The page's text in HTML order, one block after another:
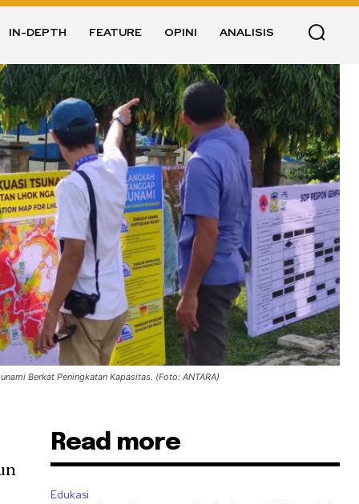
IN-DEPTH FEATURE OPINI ANALISIS
Berkat Peningkatan Kapasitas. (Foto: ANTARA)
Read more
Edukasi